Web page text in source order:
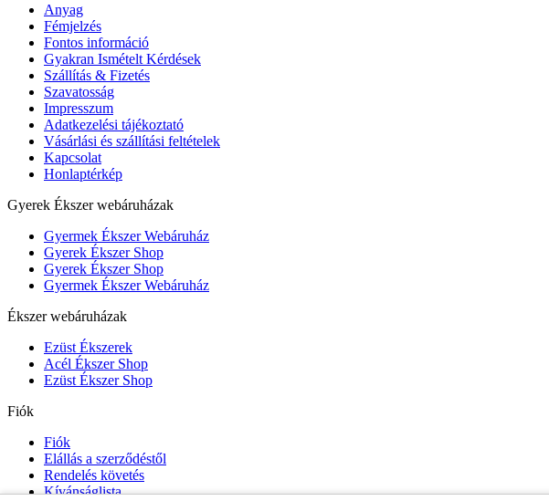
Anyag
Fémjelzés
Fontos információ
Gyakran Ismételt Kérdések
Szállítás & Fizetés
Szavatosság
Impresszum
Adatkezelési tájékoztató
Vásárlási és szállítási feltételek
Kapcsolat
Honlaptérkép
Gyerek Ékszer webáruházak
Gyermek Ékszer Webáruház
Gyerek Ékszer Shop
Gyerek Ékszer Shop
Gyermek Ékszer Webáruház
Ékszer webáruházak
Ezüst Ékszerek
Acél Ékszer Shop
Ezüst Ékszer Shop
Fiók
Fiók
Elállás a szerződéstől
Rendelés követés
Kívánságlista